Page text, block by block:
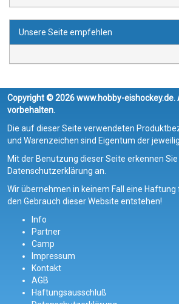
Unsere Seite empfehlen
Copyright © 2026 www.hobby-eishockey.de.
vorbehalten.
Die auf dieser Seite verwendeten
und Warenzeichen sind Eigentum der
Mit der Benutzung dieser Seite erkennen
Datenschutzerklärung an.
Wir übernehmen in keinem Fall eine Haftung
den Gebrauch dieser Website entstehen!
Info
Partner
Camp
Impressum
Kontakt
AGB
Haftungsausschluß